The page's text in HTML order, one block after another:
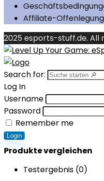
Affiliate-Offenlegung
2025 esports-stuff.de. All
Search for:
Log In
Username
Password
Remember me
Login
Produkte vergleichen
Testergebnis (0)